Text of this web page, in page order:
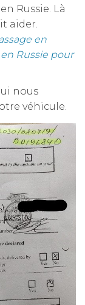
Russie. Là
aider.
en
Russie pour
nous
véhicule.